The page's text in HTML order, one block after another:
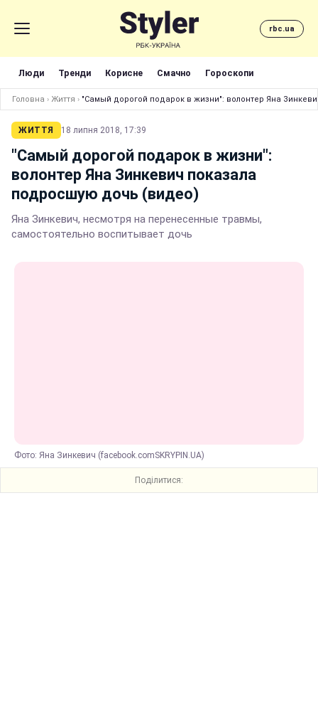
rbc.ua
Люди Тренди Корисне Смачно Гороскопи
Головна › Життя › "Самый дорогой подарок в жизни": волонтер Яна
ЖИТТЯ 18 липня 2018, 17:39
"Самый дорогой подарок в жизни":
волонтер Яна Зинкевич показала
подросшую дочь (видео)
Яна Зинкевич, несмотря на перенесенные травмы,
самостоятельно воспитывает дочь
Фото: Яна Зинкевич (facebook.comSKRYPIN.UA)
Поділитися: